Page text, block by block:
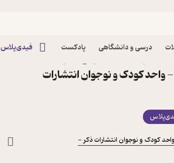
درسی و دانشگاهی پادکست فیدی‌پلاس
کودک و نوجوان انتشارات
کودک و نوجوان انتشارات ذکر -